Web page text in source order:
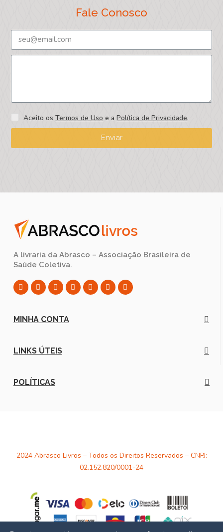
Fale Conosco
Aceito osTermos de Uso e aPolítica de Privacidade.
Enviar
A livraria da Abrasco – Associação Brasileira de
Saúde Coletiva.
MINHA CONTA
LINKS ÚTEIS
POLÍTICAS
2024 Abrasco Livros – Todos os Direitos Reservados – CNPJ:
02.152.820/0001-24